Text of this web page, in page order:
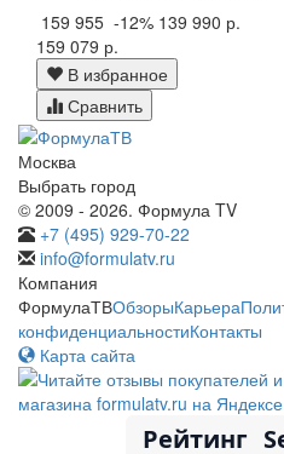
159 955 -12% 139 990 р.
159 079 р.
В избранное
Сравнить
Москва
Выбрать город
© 2009 - 2026. Формула TV
+7 (495) 929-70-22
info@formulatv.ru
Компания
ФормулаТВОбзорыКарьера
конфиденциальностиКонтакты
Карта сайта
Рейтинг